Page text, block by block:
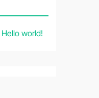
Hello world!